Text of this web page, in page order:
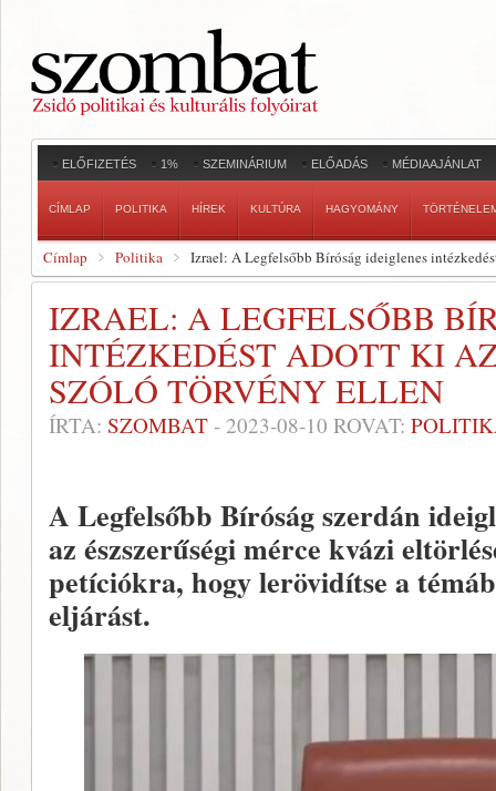
ELŐFIZETÉS 1% SZEMINÁRIUM ELŐADÁS MÉDIAAJÁNLAT
CÍMLAP POLITIKA HÍREK KULTÚRA HAGYOMÁNY
Címlap Politika Izrael: A Legfelsőbb Bíróság ideiglenes
IZRAEL: A LEGFELSŐBB
INTÉZKEDÉST ADOTT KI
SZÓLÓ TÖRVÉNY ELLEN
ÍRTA: SZOMBAT - 2023-08-10 ROVAT:
A Legfelsőbb Bíróság szerdán
az észszerűségi mérce kvázi
petíciókra, hogy lerövidítse a
eljárást.